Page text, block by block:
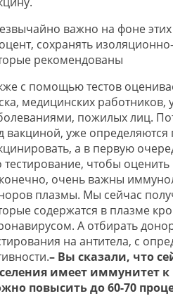
важно на фоне
сохранять
рекомендованы
с помощью тестов
медицинских
пожилых лиц.
вакциной, уже
а в первую
тестирование, чтобы
очень важны
плазмы. Мы сейчас
содержатся в плазме
А отбирать
на антитела, с
– Вы сказали, что
имеет иммунитет к
повысить до 60-70